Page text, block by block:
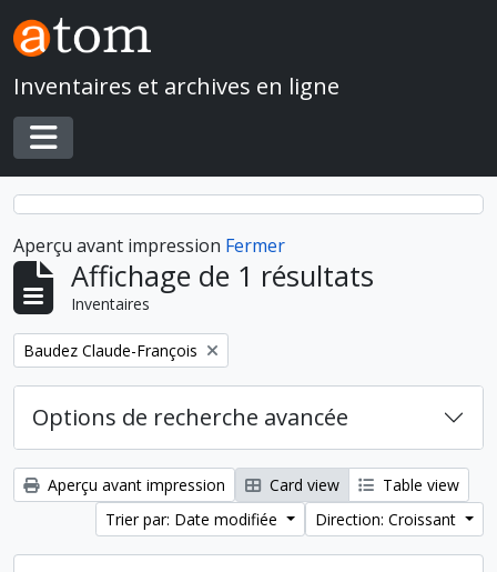
Skip to main content
Inventaires et archives en ligne
Toggle navigation
Aperçu avant impression Fermer
Affichage de 1 résultats
Inventaires
Remove filter:
Baudez Claude-François
Options de recherche avancée
Aperçu avant impression Card view
Table view
Trier par: Date modifiée
Direction: Croissant